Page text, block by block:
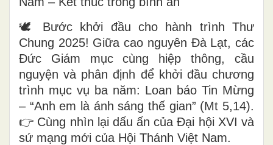
🕊️ Bước khởi đầu cho hành trình Thư
Chung 2025! Giữa cao nguyên Đà Lạt, các
Đức Giám mục cùng hiệp thông, cầu
nguyện và phân định để khởi đầu chương
trình mục vụ ba năm: Loan báo Tin Mừng
– “Anh em là ánh sáng thế gian” (Mt 5,14).
👉 Cùng nhìn lại dấu ấn của Đại hội XVI và
sứ mạng mới của Hội Thánh Việt Nam.